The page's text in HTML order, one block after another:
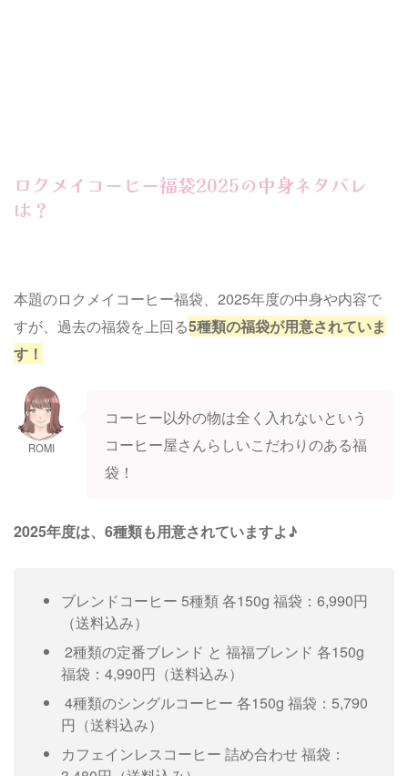
ロクメイコーヒー福袋2025の中身ネタバレ
は？
本題のロクメイコーヒー福袋、2025年度の中身や内容で
すが、過去の福袋を上回る5種類の福袋が用意されていま
す！
ROMI
コーヒー以外の物は全く入れないという
コーヒー屋さんらしいこだわりのある福
袋！
2025年度は、6種類も用意されていますよ♪
ブレンドコーヒー 5種類 各150g 福袋：6,990円
（送料込み）
2種類の定番ブレンド と 福福ブレンド 各150g
福袋：4,990円（送料込み）
4種類のシングルコーヒー 各150g 福袋：5,790
円（送料込み）
カフェインレスコーヒー 詰め合わせ 福袋：